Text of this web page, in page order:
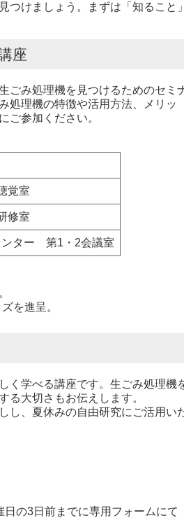
つけましょう。まずは「知ること
座
ごみ処理機を見つけるためのセミ
処理機の特徴や活用方法、メリッ
ご参加ください。
覚室
修室
ンター 第1・2会議室
を進呈。
く学べる講座です。生ごみ処理機
る大切さもお伝えします。
し、夏休みの自由研究にご活用い
の3日前までに専用フォームにて
会へ。